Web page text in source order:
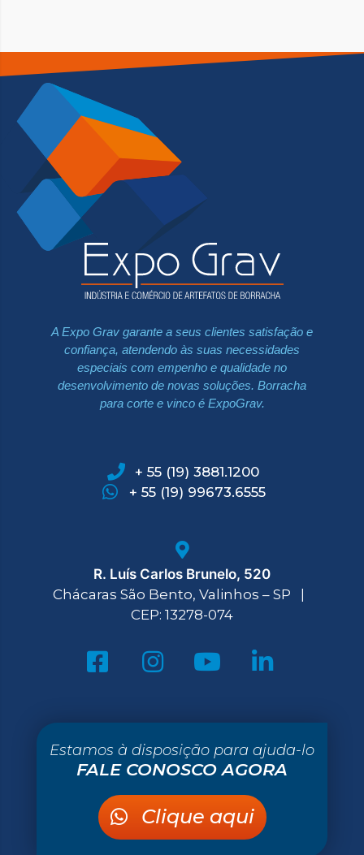
A Expo Grav garante a seus clientes satisfação e
confiança, atendendo às suas necessidades
especiais com empenho e qualidade no
desenvolvimento de novas soluções. Borracha
para corte e vinco é ExpoGrav.
+ 55 (19) 3881.1200
+ 55 (19) 99673.6555
R. Luís Carlos Brunelo, 520
Chácaras São Bento, Valinhos – SP |
CEP: 13278-074
Estamos à disposição para ajuda-lo
FALE CONOSCO AGORA
Clique aqui